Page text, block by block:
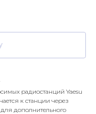
радиостанций Yaesu
к станции через
дополнительного